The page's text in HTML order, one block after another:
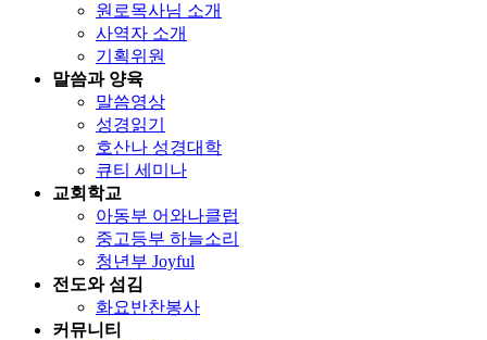
원로목사님 소개
사역자 소개
기획위원
말씀과 양육
말씀영상
성경읽기
호산나 성경대학
큐티 세미나
교회학교
아동부 어와나클럽
중고등부 하늘소리
청년부 Joyful
전도와 섬김
화요반찬봉사
커뮤니티